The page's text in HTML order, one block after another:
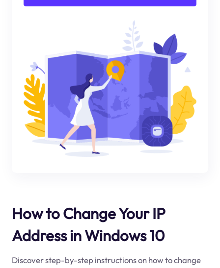
How to Change Your IP
Address in Windows 10
Discover step-by-step instructions on how to change